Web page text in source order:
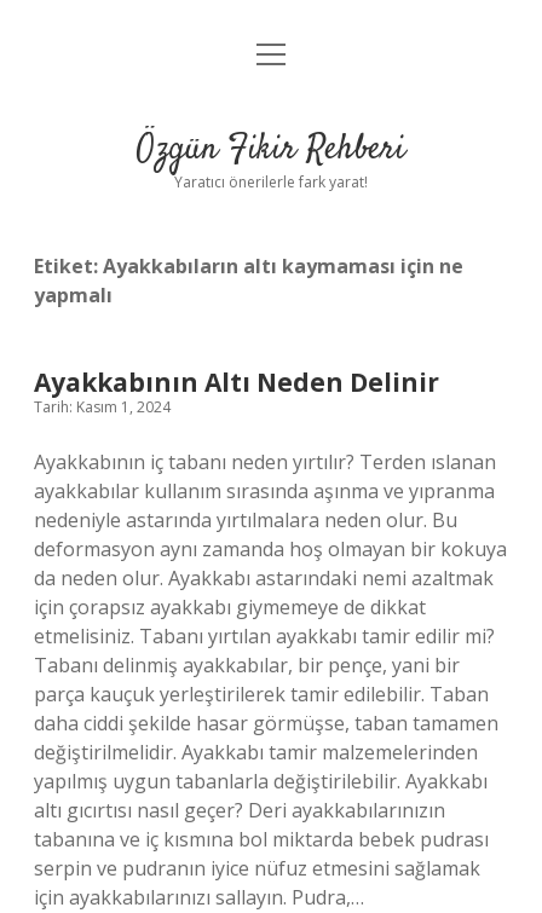
Gizlilik Politikası
Yasal Uyarı
menüyü
Özgün Fikir Rehberi
Yaratıcı önerilerle fark yarat!
Etiket:Ayakkabıların altı kaymaması için ne
yapmalı
Ayakkabının Altı Neden Delinir
Tarih: Kasım 1, 2024
Ayakkabının iç tabanı neden yırtılır? Terden ıslanan
ayakkabılar kullanım sırasında aşınma ve yıpranma
nedeniyle astarında yırtılmalara neden olur. Bu
deformasyon aynı zamanda hoş olmayan bir kokuya
da neden olur. Ayakkabı astarındaki nemi azaltmak
için çorapsız ayakkabı giymemeye de dikkat
etmelisiniz. Tabanı yırtılan ayakkabı tamir edilir mi?
Tabanı delinmiş ayakkabılar, bir pençe, yani bir
parça kauçuk yerleştirilerek tamir edilebilir. Taban
daha ciddi şekilde hasar görmüşse, taban tamamen
değiştirilmelidir. Ayakkabı tamir malzemelerinden
yapılmış uygun tabanlarla değiştirilebilir. Ayakkabı
altı gıcırtısı nasıl geçer? Deri ayakkabılarınızın
tabanına ve iç kısmına bol miktarda bebek pudrası
serpin ve pudranın iyice nüfuz etmesini sağlamak
için ayakkabılarınızı sallayın. Pudra,…